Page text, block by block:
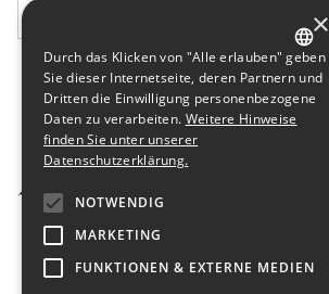
GERMAN
ENGLISH
×
Durch das Klicken von "Alle erlauben" geben
Sie dieser Internetseite, deren Partnern und
Dritten die Einwilligung personenbezogene
Daten zu verarbeiten. Weitere Hinweise
finden Sie unter unserer
Datenschutzerklärung.
NOTWENDIG
MARKETING
FUNKTIONEN & EXTERNE MEDIEN